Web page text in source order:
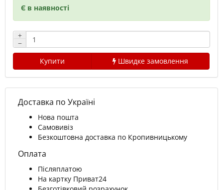
Є в наявності
+
−
Купити
Швидке замовлення
Доставка по Україні
Нова пошта
Самовивіз
Безкоштовна доставка по Кропивницькому
Оплата
Післяплатою
На картку Приват24